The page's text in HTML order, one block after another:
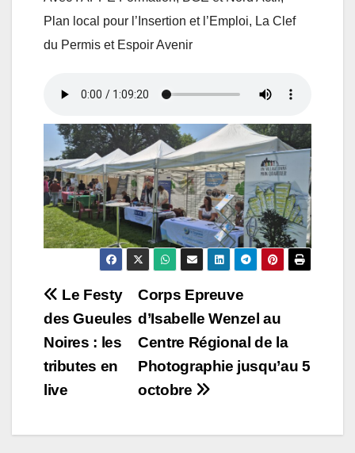
Plan local pour l’Insertion et l’Emploi, La Clef
du Permis et Espoir Avenir
Navigation
de
l’article
Corps Epreuve
d’Isabelle Wenzel au
Centre Régional de la
Photographie jusqu’au 5
octobre
Le Festy
des Gueules
Noires : les
tributes en
live